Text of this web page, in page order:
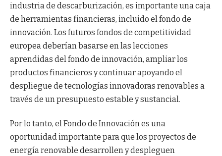
industria de descarburización, es importante una caja
de herramientas financieras, incluido el fondo de
innovación. Los futuros fondos de competitividad
europea deberían basarse en las lecciones
aprendidas del fondo de innovación, ampliar los
productos financieros y continuar apoyando el
despliegue de tecnologías innovadoras renovables a
través de un presupuesto estable y sustancial.
Por lo tanto, el Fondo de Innovación es una
oportunidad importante para que los proyectos de
energía renovable desarrollen y despleguen